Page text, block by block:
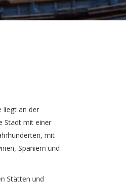
liegt an der
Stadt mit einer
mit
Spaniern und
Stätten und